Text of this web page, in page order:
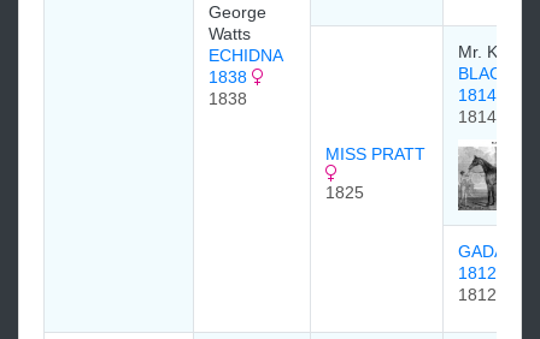
George
Watts
ECHIDNA
1838
1838
MISS PRATT
1825
Mr. Kirby.
1814
1814
1812
1812